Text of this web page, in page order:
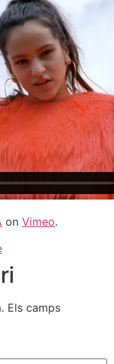
on Vimeo.
Els camps